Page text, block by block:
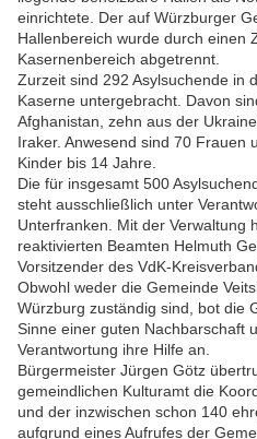
einrichtete. Der auf Würzburger
Hallenbereich wurde durch einen
Kasernenbereich abgetrennt.
Zurzeit sind 292 Asylsuchende in
Kaserne untergebracht. Davon
Afghanistan, zehn aus der
Iraker. Anwesend sind 70 Frauen
Kinder bis 14 Jahre.
Die für insgesamt 500
steht ausschließlich unter
Unterfranken. Mit der Verwaltung
reaktivierten Beamten Helmuth
Vorsitzender des VdK-
Obwohl weder die Gemeinde
Würzburg zuständig sind, bot die
Sinne einer guten Nachbarschaft
Verantwortung ihre Hilfe an.
Bürgermeister Jürgen Götz
gemeindlichen Kulturamt die
und der inzwischen schon 140
aufgrund eines Aufrufes der